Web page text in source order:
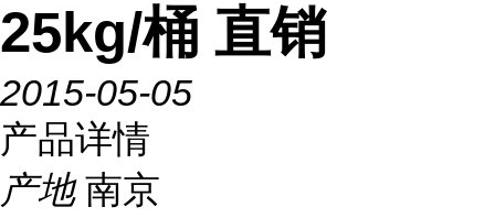
25kg/桶 直销
2015-05-05
产品详情
产地 南京